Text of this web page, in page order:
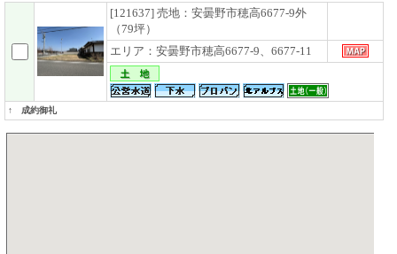
[121637] 売地：安曇野市穂高6677-9外
（79坪）
エリア：安曇野市穂高6677-9、6677-11
↑ 成約御礼